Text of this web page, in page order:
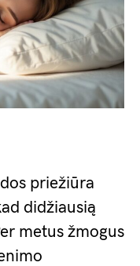
priežiūra
didžiausią
metus žmogus